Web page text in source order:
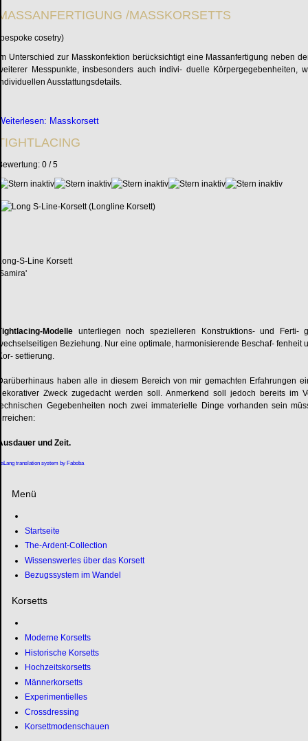
/MASSKORSETTS
cosetry)
Unterschied zur Masskonfektion berücksichtigt eine Massanfertigung neben
Messpunkte, insbesonders auch indivi- duelle
Ausstattungsdetails.
Masskorsett
0 /5
S-Line Korsett
Modelle unterliegen noch spezielleren Konstruktions- und
Beziehung. Nur eine optimale, harmonisierende Beschaf-
settierung.
haben alle in diesem Bereich von mir gemachten Erfahrungen
Zweck zugedacht werden soll. Anmerkend soll jedoch bereits im
Gegebenheiten noch zwei immaterielle Dinge vorhanden sein
und Zeit.
translation system by Faboba
Menü
Startseite
The-Ardent-Collection
Wissenswertes über das Korsett
Bezugssystem im Wandel
Korsetts
Moderne Korsetts
Historische Korsetts
Hochzeitskorsetts
Männerkorsetts
Experimentielles
Crossdressing
Korsettmodenschauen